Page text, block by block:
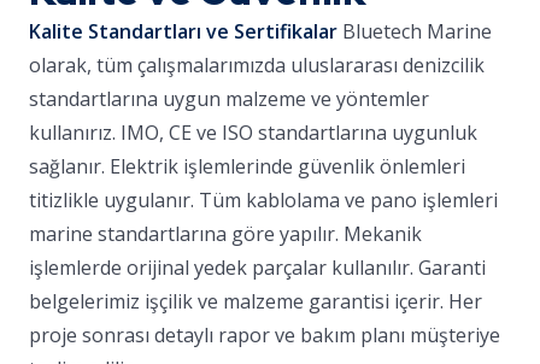
Kalite Standartları ve Sertifikalar Bluetech Marine
olarak, tüm çalışmalarımızda uluslararası denizcilik
standartlarına uygun malzeme ve yöntemler
kullanırız. IMO, CE ve ISO standartlarına uygunluk
sağlanır. Elektrik işlemlerinde güvenlik önlemleri
titizlikle uygulanır. Tüm kablolama ve pano işlemleri
marine standartlarına göre yapılır. Mekanik
işlemlerde orijinal yedek parçalar kullanılır. Garanti
belgelerimiz işçilik ve malzeme garantisi içerir. Her
proje sonrası detaylı rapor ve bakım planı müşteriye